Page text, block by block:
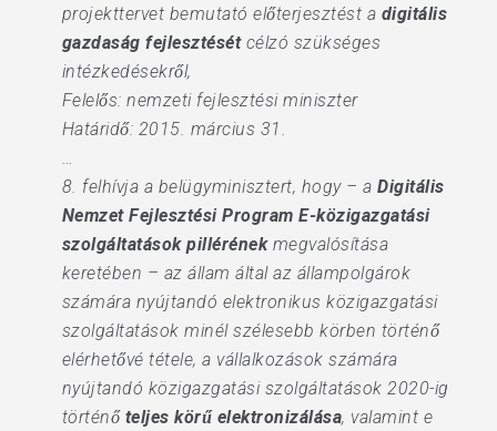
projekttervet bemutató előterjesztést a digitális
gazdaság fejlesztésétcélzó szükséges
intézkedésekről,
Felelős: nemzeti fejlesztési miniszter
Határidő: 2015. március 31.
…
8. felhívja a belügyminisztert, hogy – aDigitális
Nemzet Fejlesztési Program E-közigazgatási
szolgáltatások pillérénekmegvalósítása
keretében – az állam által az állampolgárok
számára nyújtandó elektronikus közigazgatási
szolgáltatások minél szélesebb körben történő
elérhetővé tétele, a vállalkozások számára
nyújtandó közigazgatási szolgáltatások 2020-ig
történő teljes körű elektronizálása, valamint e